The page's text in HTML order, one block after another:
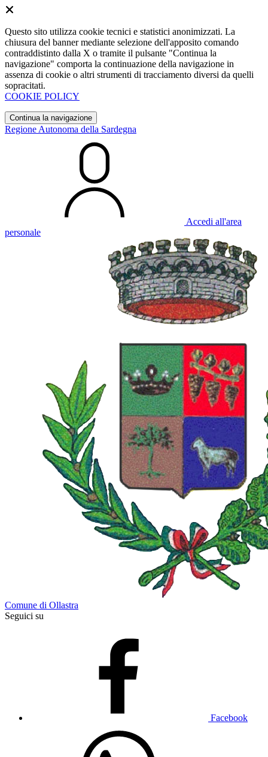
Questo sito utilizza cookie tecnici e statistici anonimizzati. La
chiusura del banner mediante selezione dell'apposito comando
contraddistinto dalla X o tramite il pulsante "Continua la
navigazione" comporta la continuazione della navigazione in
assenza di cookie o altri strumenti di tracciamento diversi da quelli
sopracitati.
COOKIE POLICY
Continua la navigazione
Regione Autonoma della Sardegna
Accedi all'area
personale
Comune di Ollastra
Seguici su
Facebook